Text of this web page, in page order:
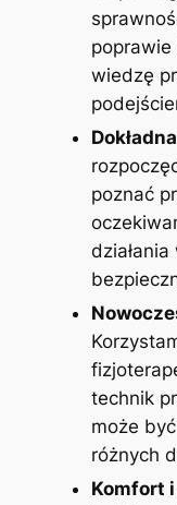
poprawie
wiedzę
poznać
technik
może
różnych
Komfort